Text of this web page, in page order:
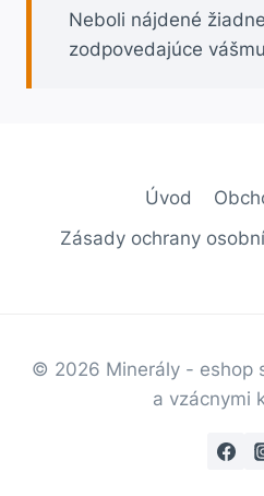
Neboli nájdené
zodpovedajúce
Úvod
Zásady ochrany
© 2026 Minerály - eshop
a vzácnymi